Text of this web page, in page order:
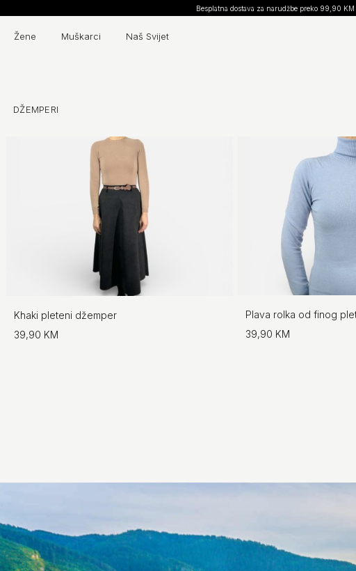
Otkrijte našu novu kolekciju
Žene Muškarci Naš Svijet
DŽEMPERI
Khaki pleteni džemper
39,90 KM
Plava rolka od finog
39,90 KM